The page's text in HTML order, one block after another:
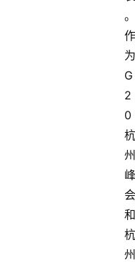
。
作
为
G
2
0
杭
州
峰
会
和
杭
州